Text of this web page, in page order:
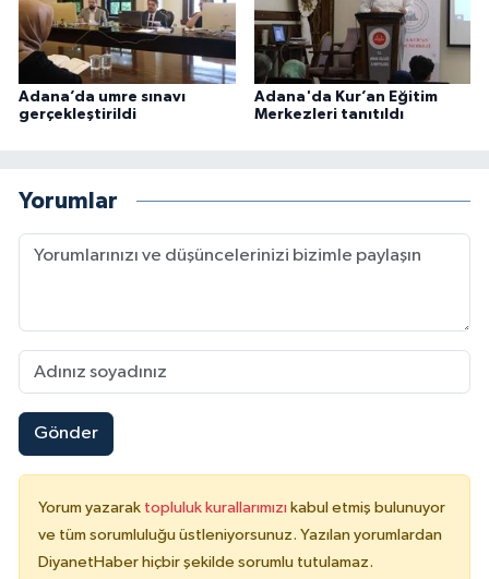
Adana’da umre sınavı
gerçekleştirildi
Adana'da Kur’an Eğitim
Merkezleri tanıtıldı
Yorumlar
Gönder
Yorum yazarak topluluk kurallarımızı kabul etmiş bulunuyor
ve tüm sorumluluğu üstleniyorsunuz. Yazılan yorumlardan
DiyanetHaber hiçbir şekilde sorumlu tutulamaz.
Muğla Müftülüğü
Muş Müftülüğü
Nevşehir Müftülüğü
Ordu Müftülüğü
Rize Müftülüğü
Samsun Müftülüğü
Siirt Müftülüğü
Sinop Müftülüğü